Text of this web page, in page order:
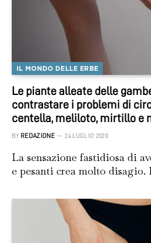
IL MONDO DELLE ERBE
Le piante alleate delle
contrastare i problemi di
centella, meliloto, mirtillo e
BY REDAZIONE 24 LUGLIO 2020
La sensazione fastidiosa di
e pesanti crea molto